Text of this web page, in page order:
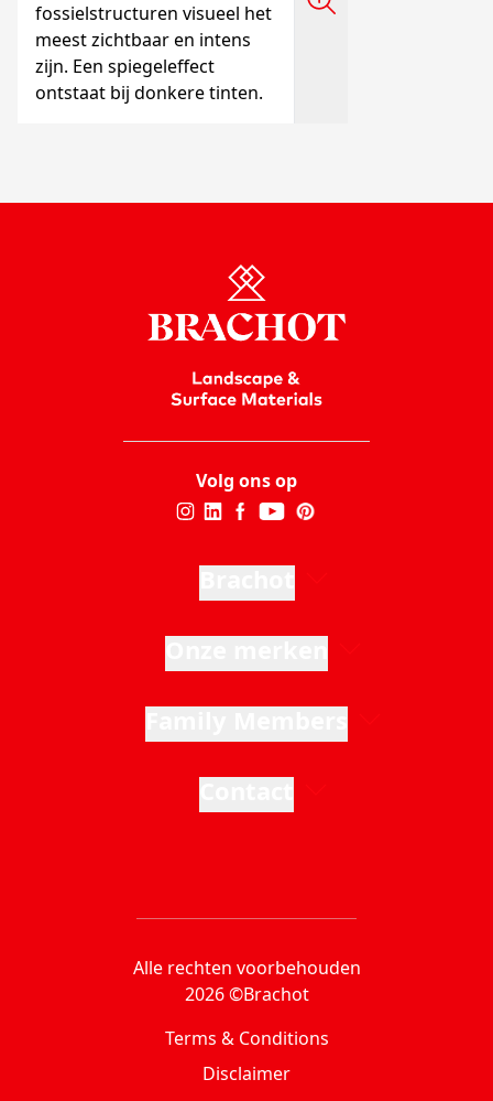
fossielstructuren visueel het
meest zichtbaar en intens
zijn. Een spiegeleffect
ontstaat bij donkere tinten.
Volg ons op
Alle rechten voorbehouden
2026 ©Brachot
Terms & Conditions
Disclaimer